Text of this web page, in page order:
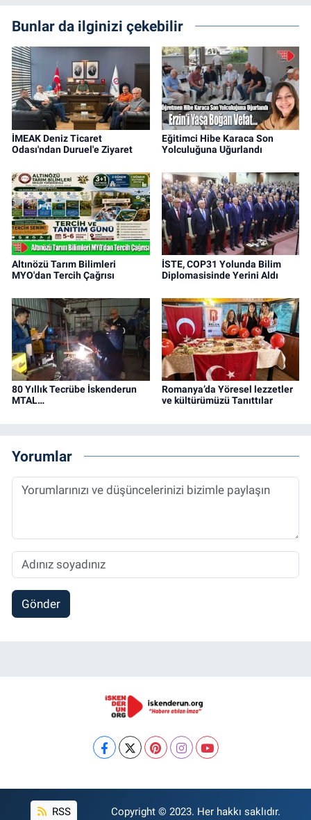
Bunlar da ilginizi çekebilir
İMEAK Deniz Ticaret
Odası'ndan Duruel'e Ziyaret
Eğitimci Hibe Karaca Son
Yolculuğuna Uğurlandı
Altınözü Tarım Bilimleri
MYO'dan Tercih Çağrısı
İSTE, COP31 Yolunda Bilim
Diplomasisinde Yerini Aldı
80 Yıllık Tecrübe İskenderun
MTAL…
Romanya’da Yöresel lezzetler
ve kültürümüzü Tanıttılar
Yorumlar
Gönder
RSS Copyright © 2023. Her hakkı saklıdır.